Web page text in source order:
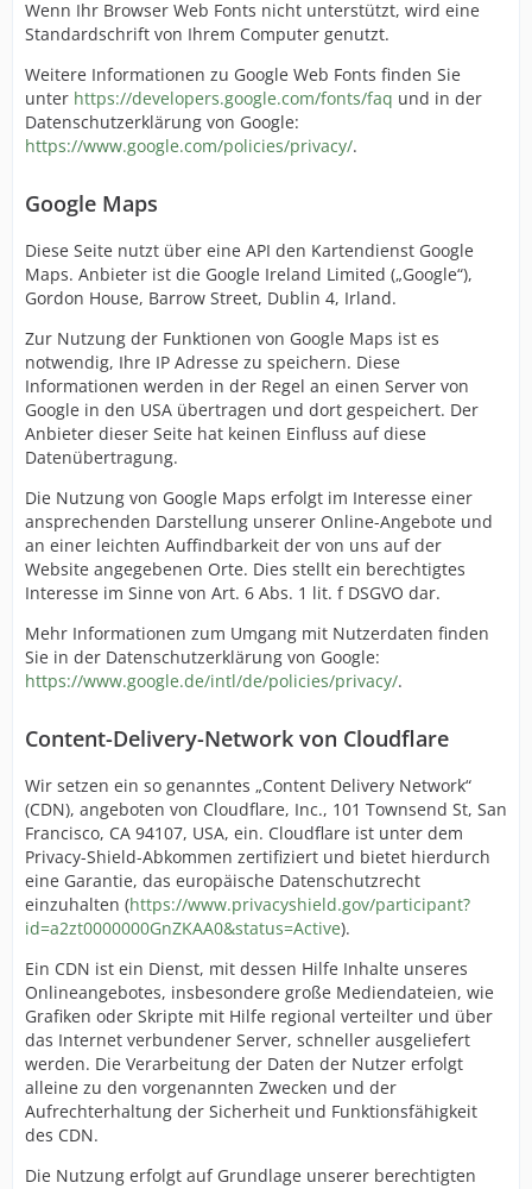
Wenn Ihr Browser Web Fonts nicht unterstützt, wird eine
Standardschrift von Ihrem Computer genutzt.
Weitere Informationen zu Google Web Fonts finden Sie
unter https://developers.google.com/fonts/faq und in der
Datenschutzerklärung von Google:
https://www.google.com/policies/privacy/.
Google Maps
Diese Seite nutzt über eine API den Kartendienst Google
Maps. Anbieter ist die Google Ireland Limited („Google“),
Gordon House, Barrow Street, Dublin 4, Irland.
Zur Nutzung der Funktionen von Google Maps ist es
notwendig, Ihre IP Adresse zu speichern. Diese
Informationen werden in der Regel an einen Server von
Google in den USA übertragen und dort gespeichert. Der
Anbieter dieser Seite hat keinen Einfluss auf diese
Datenübertragung.
Die Nutzung von Google Maps erfolgt im Interesse einer
ansprechenden Darstellung unserer Online-Angebote und
an einer leichten Auffindbarkeit der von uns auf der
Website angegebenen Orte. Dies stellt ein berechtigtes
Interesse im Sinne von Art. 6 Abs. 1 lit. f DSGVO dar.
Mehr Informationen zum Umgang mit Nutzerdaten finden
Sie in der Datenschutzerklärung von Google:
https://www.google.de/intl/de/policies/privacy/.
Content-Delivery-Network von Cloudflare
Wir setzen ein so genanntes „Content Delivery Network“
(CDN), angeboten von Cloudflare, Inc., 101 Townsend St, San
Francisco, CA 94107, USA, ein. Cloudflare ist unter dem
Privacy-Shield-Abkommen zertifiziert und bietet hierdurch
eine Garantie, das europäische Datenschutzrecht
einzuhalten (https://www.privacyshield.gov/participant?
id=a2zt0000000GnZKAA0&status=Active).
Ein CDN ist ein Dienst, mit dessen Hilfe Inhalte unseres
Onlineangebotes, insbesondere große Mediendateien, wie
Grafiken oder Skripte mit Hilfe regional verteilter und über
das Internet verbundener Server, schneller ausgeliefert
werden. Die Verarbeitung der Daten der Nutzer erfolgt
alleine zu den vorgenannten Zwecken und der
Aufrechterhaltung der Sicherheit und Funktionsfähigkeit
des CDN.
Die Nutzung erfolgt auf Grundlage unserer berechtigten